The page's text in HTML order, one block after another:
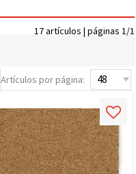
17 artículos | páginas 1/1
Artículos por página: